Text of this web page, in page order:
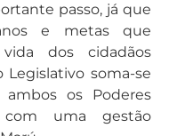
passo, já que
e metas que
dos cidadãos
Legislativo soma-se
os Poderes
com uma gestão